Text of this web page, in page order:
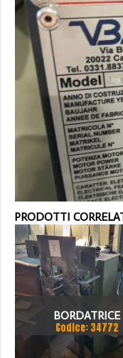
PRODOTTI
BORDATRICE
Codice: 34772